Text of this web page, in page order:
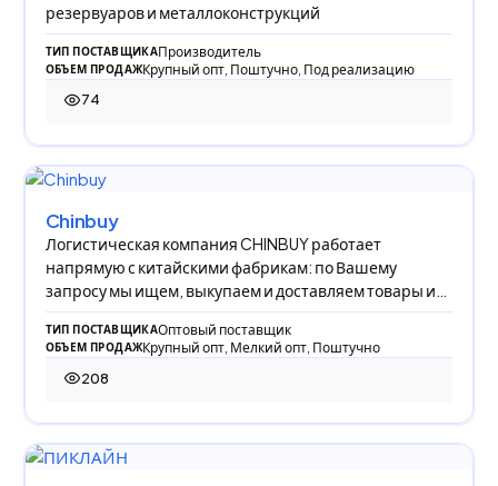
резервуаров и металлоконструкций
ТИП ПОСТАВЩИКАПроизводитель
ОБЪЕМ ПРОДАЖКрупный опт, Поштучно, Под реализацию
74
74 просмотра
Chinbuy
Логистическая компания CHINBUY работает
напрямую с китайскими фабрикам: по Вашему
запросу мы ищем, выкупаем и доставляем товары из
Китая в Р
ТИП ПОСТАВЩИКАОптовый поставщик
ОБЪЕМ ПРОДАЖКрупный опт, Мелкий опт, Поштучно
208
208 просмотров